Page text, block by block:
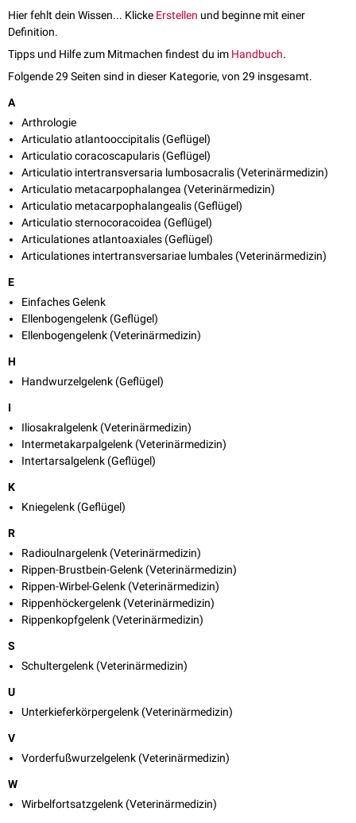
Hier fehlt dein Wissen... Klicke Erstellen und beginne mit einer
Definition.
Tipps und Hilfe zum Mitmachen findest du im Handbuch.
Folgende 29 Seiten sind in dieser Kategorie, von 29 insgesamt.
A
Arthrologie
Articulatio atlantooccipitalis (Geflügel)
Articulatio coracoscapularis (Geflügel)
Articulatio intertransversaria lumbosacralis (Veterinärmedizin)
Articulatio metacarpophalangea (Veterinärmedizin)
Articulatio metacarpophalangealis (Geflügel)
Articulatio sternocoracoidea (Geflügel)
Articulationes atlantoaxiales (Geflügel)
Articulationes intertransversariae lumbales (Veterinärmedizin)
E
Einfaches Gelenk
Ellenbogengelenk (Geflügel)
Ellenbogengelenk (Veterinärmedizin)
H
Handwurzelgelenk (Geflügel)
I
Iliosakralgelenk (Veterinärmedizin)
Intermetakarpalgelenk (Veterinärmedizin)
Intertarsalgelenk (Geflügel)
K
Kniegelenk (Geflügel)
R
Radioulnargelenk (Veterinärmedizin)
Rippen-Brustbein-Gelenk (Veterinärmedizin)
Rippen-Wirbel-Gelenk (Veterinärmedizin)
Rippenhöckergelenk (Veterinärmedizin)
Rippenkopfgelenk (Veterinärmedizin)
S
Schultergelenk (Veterinärmedizin)
U
Unterkieferkörpergelenk (Veterinärmedizin)
V
Vorderfußwurzelgelenk (Veterinärmedizin)
W
Wirbelfortsatzgelenk (Veterinärmedizin)